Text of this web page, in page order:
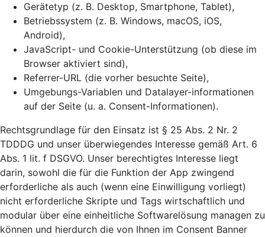
Gerätetyp (z. B. Desktop, Smartphone, Tablet),
Betriebssystem (z. B. Windows, macOS, iOS,
Android),
JavaScript- und Cookie-Unterstützung (ob diese im
Browser aktiviert sind),
Referrer-URL (die vorher besuchte Seite),
Umgebungs-Variablen und Datalayer-informationen
auf der Seite (u. a. Consent-Informationen).
Rechtsgrundlage für den Einsatz ist § 25 Abs. 2 Nr. 2
TDDDG und unser überwiegendes Interesse gemäß Art. 6
Abs. 1 lit. f DSGVO. Unser berechtigtes Interesse liegt
darin, sowohl die für die Funktion der App zwingend
erforderliche als auch (wenn eine Einwilligung vorliegt)
nicht erforderliche Skripte und Tags wirtschaftlich und
modular über eine einheitliche Softwarelösung managen zu
können und hierdurch die von Ihnen im Consent Banner